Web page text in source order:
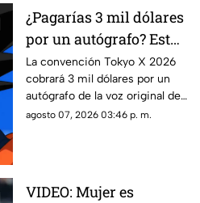
¿Pagarías 3 mil dólares
por un autógrafo? Esto
cobra quien da voz a
Goku e indigna a los
fans
La convención Tokyo X 2026
cobrará 3 mil dólares por un
autógrafo de la voz original de
Goku en Dragon Ball. Fans
agosto 07, 2026 03:46 p. m.
VIDEO: Mujer es